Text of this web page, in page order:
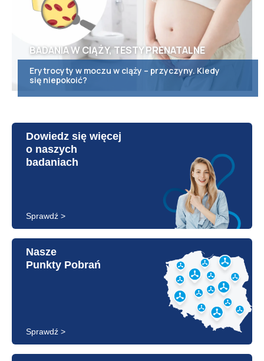
BADANIA W CIĄŻY, TESTY PRENATALNE
Erytrocyty w moczu w ciąży – przyczyny. Kiedy
się niepokoić?
Dowiedz się więcej
o naszych
badaniach
Sprawdź >
Nasze
Punkty Pobrań
Sprawdź >